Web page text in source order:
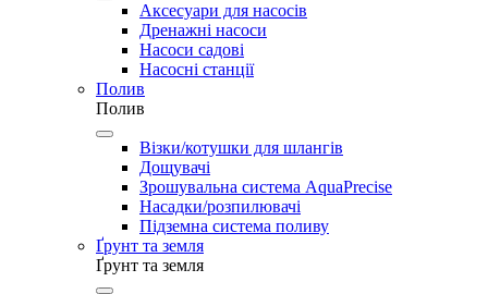
Аксесуари для насосів
Дренажні насоси
Насоси садові
Насосні станції
Полив
Полив
Візки/котушки для шлангів
Дощувачі
Зрошувальна система AquaPrecise
Насадки/розпилювачі
Підземна система поливу
Ґрунт та земля
Ґрунт та земля